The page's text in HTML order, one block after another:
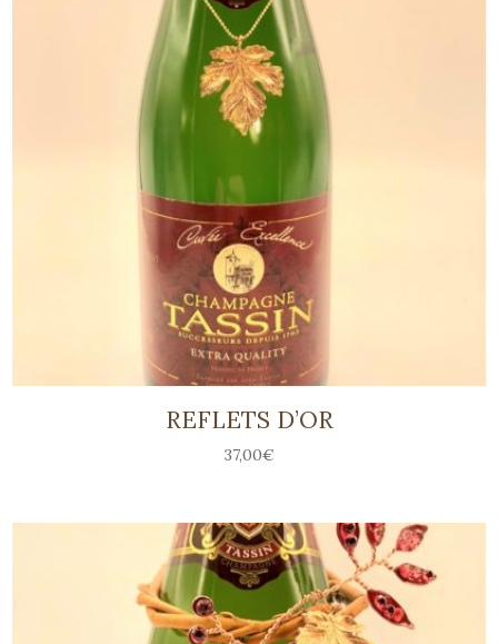
REFLETS D’OR
37,00€